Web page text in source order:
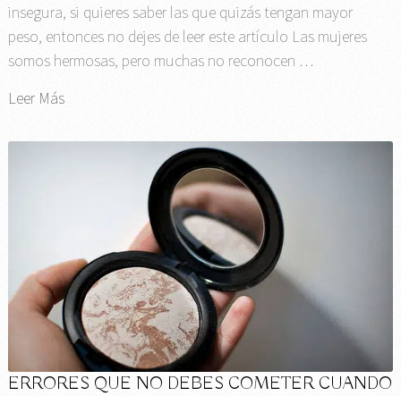
insegura, si quieres saber las que quizás tengan mayor
peso, entonces no dejes de leer este artículo Las mujeres
somos hermosas, pero muchas no reconocen …
Leer Más
ERRORES QUE NO DEBES COMETER CUANDO